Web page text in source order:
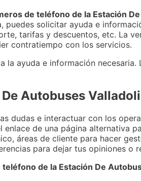
de teléfono de la Estación
puedes solicitar ayuda e
tarifas y descuentos, etc. La
contratiempo con los servicios.
ayuda e información necesaria.
Autobuses
dudas e interactuar con los
de una página alternativa
áreas de cliente para hacer
para dejar tus opiniones o
teléfono de la Estación De